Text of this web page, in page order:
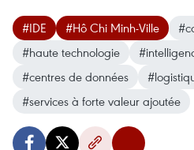
#IDE #Hô Chi Minh-Ville
#haute technologie
#centres de données
#services à forte valeur ajoutée